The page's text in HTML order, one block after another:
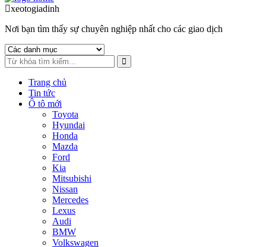
to
toxeotogiadinh
Nơi bạn tìm thấy sự chuyên nghiệp nhất cho các giao dịch
Trang chủ
Tin tức
Ô tô mới
Toyota
Hyundai
Honda
Mazda
Ford
Kia
Mitsubishi
Nissan
Mercedes
Lexus
Audi
BMW
Volkswagen